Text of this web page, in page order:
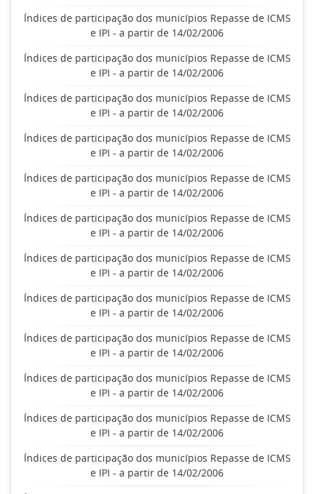
Índices de participação dos municípios Repasse de ICMS
e IPI - a partir de 14/02/2006
Índices de participação dos municípios Repasse de ICMS
e IPI - a partir de 14/02/2006
Índices de participação dos municípios Repasse de ICMS
e IPI - a partir de 14/02/2006
Índices de participação dos municípios Repasse de ICMS
e IPI - a partir de 14/02/2006
Índices de participação dos municípios Repasse de ICMS
e IPI - a partir de 14/02/2006
Índices de participação dos municípios Repasse de ICMS
e IPI - a partir de 14/02/2006
Índices de participação dos municípios Repasse de ICMS
e IPI - a partir de 14/02/2006
Índices de participação dos municípios Repasse de ICMS
e IPI - a partir de 14/02/2006
Índices de participação dos municípios Repasse de ICMS
e IPI - a partir de 14/02/2006
Índices de participação dos municípios Repasse de ICMS
e IPI - a partir de 14/02/2006
Índices de participação dos municípios Repasse de ICMS
e IPI - a partir de 14/02/2006
Índices de participação dos municípios Repasse de ICMS
e IPI - a partir de 14/02/2006